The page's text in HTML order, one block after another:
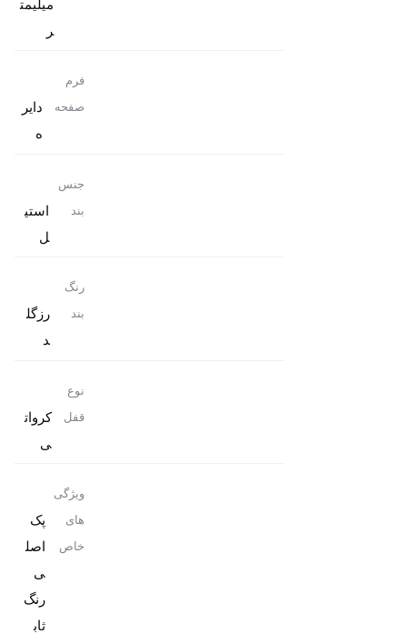
میلیمت
ر
فرم
صفحه
دایر
ه
جنس
بند
استی
ل
رنگ
بند
رزگل
د
نوع
قفل
کروات
ی
ویژگی
های
خاص
پک
اصل
رنگ
ثاب